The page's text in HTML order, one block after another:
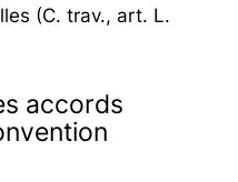
(C. trav., art. L.
accords